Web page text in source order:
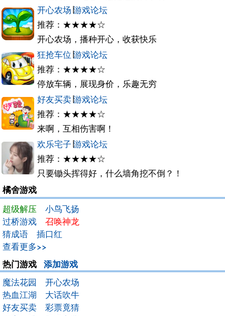
开心农场 游戏论坛
推荐：★★★★☆
开心农场，播种开心，收获快乐
狂抢车位 游戏论坛
推荐：★★★★☆
停放车辆，展现身价，乐趣无穷
好友买卖 游戏论坛
推荐：★★★★☆
来啊，互相伤害啊！
欢乐宅子 游戏论坛
推荐：★★★★☆
只要锄头挥得好，什么墙角挖不倒？！
橘舍游戏
超级解压
小鸟飞扬
过桥游戏
召唤神龙
猜成语
插口红
查看更多>>
热门游戏 添加游戏
魔法花园
开心农场
热血江湖
大话吹牛
好友买卖
彩票竟猜